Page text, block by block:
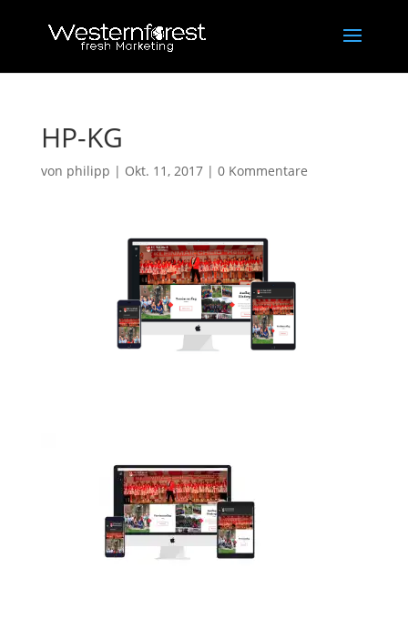
HP-KG
von philipp | Okt. 11, 2017| 0 Kommentare